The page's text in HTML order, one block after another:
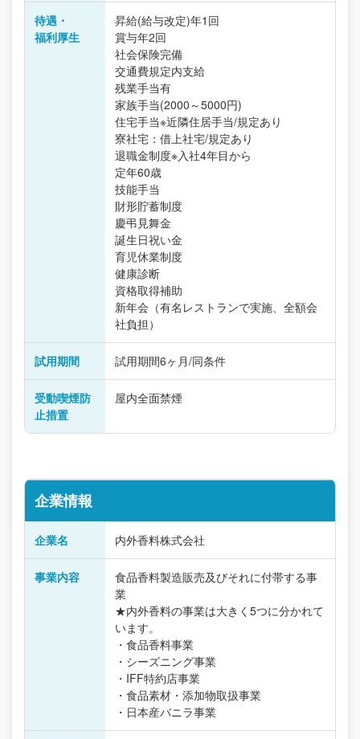
待遇・
福利厚生
昇給(給与改定)年1回
賞与年2回
社会保険完備
交通費規定内支給
残業手当有
家族手当(2000～5000円)
住宅手当※近隣住居手当/規定あり
寮社宅：借上社宅/規定あり
退職金制度※入社4年目から
定年60歳
技能手当
財形貯蓄制度
慶弔見舞金
誕生日祝い金
育児休業制度
健康診断
資格取得補助
新年会（有名レストランで実施、全額会
社負担）
試用期間 試用期間6ヶ月/同条件
受動喫煙防
止措置
屋内全面禁煙
企業情報
企業名 内外香料株式会社
事業内容
食品香料製造販売及びそれに付帯する事
業
★内外香料の事業は大きく5つに分かれて
います。
・食品香料事業
・シーズニング事業
・IFF特約店事業
・食品素材・添加物取扱事業
・日本産バニラ事業